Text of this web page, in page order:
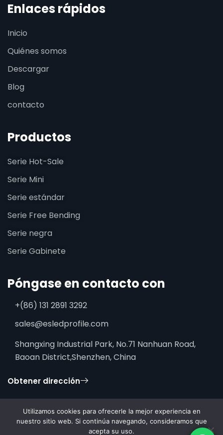
Enlaces rápidos
Inicio
Quiénes somos
Descargar
Blog
contacto
Productos
Serie Hot-Sale
Serie Mini
Serie estándar
Serie Free Bending
Serie negra
Serie Gabinete
Póngase en contacto con
+(86) 131 2891 3292
sales@esledprofile.com
Shangxing Industrial Park, No.71 Nanhuan Road,
Baoan District,Shenzhen, China
Obtener dirección
Utilizamos cookies para ofrecerle la mejor experiencia en
nuestro sitio web. Si continúa navegando, consideramos que
acepta su uso.